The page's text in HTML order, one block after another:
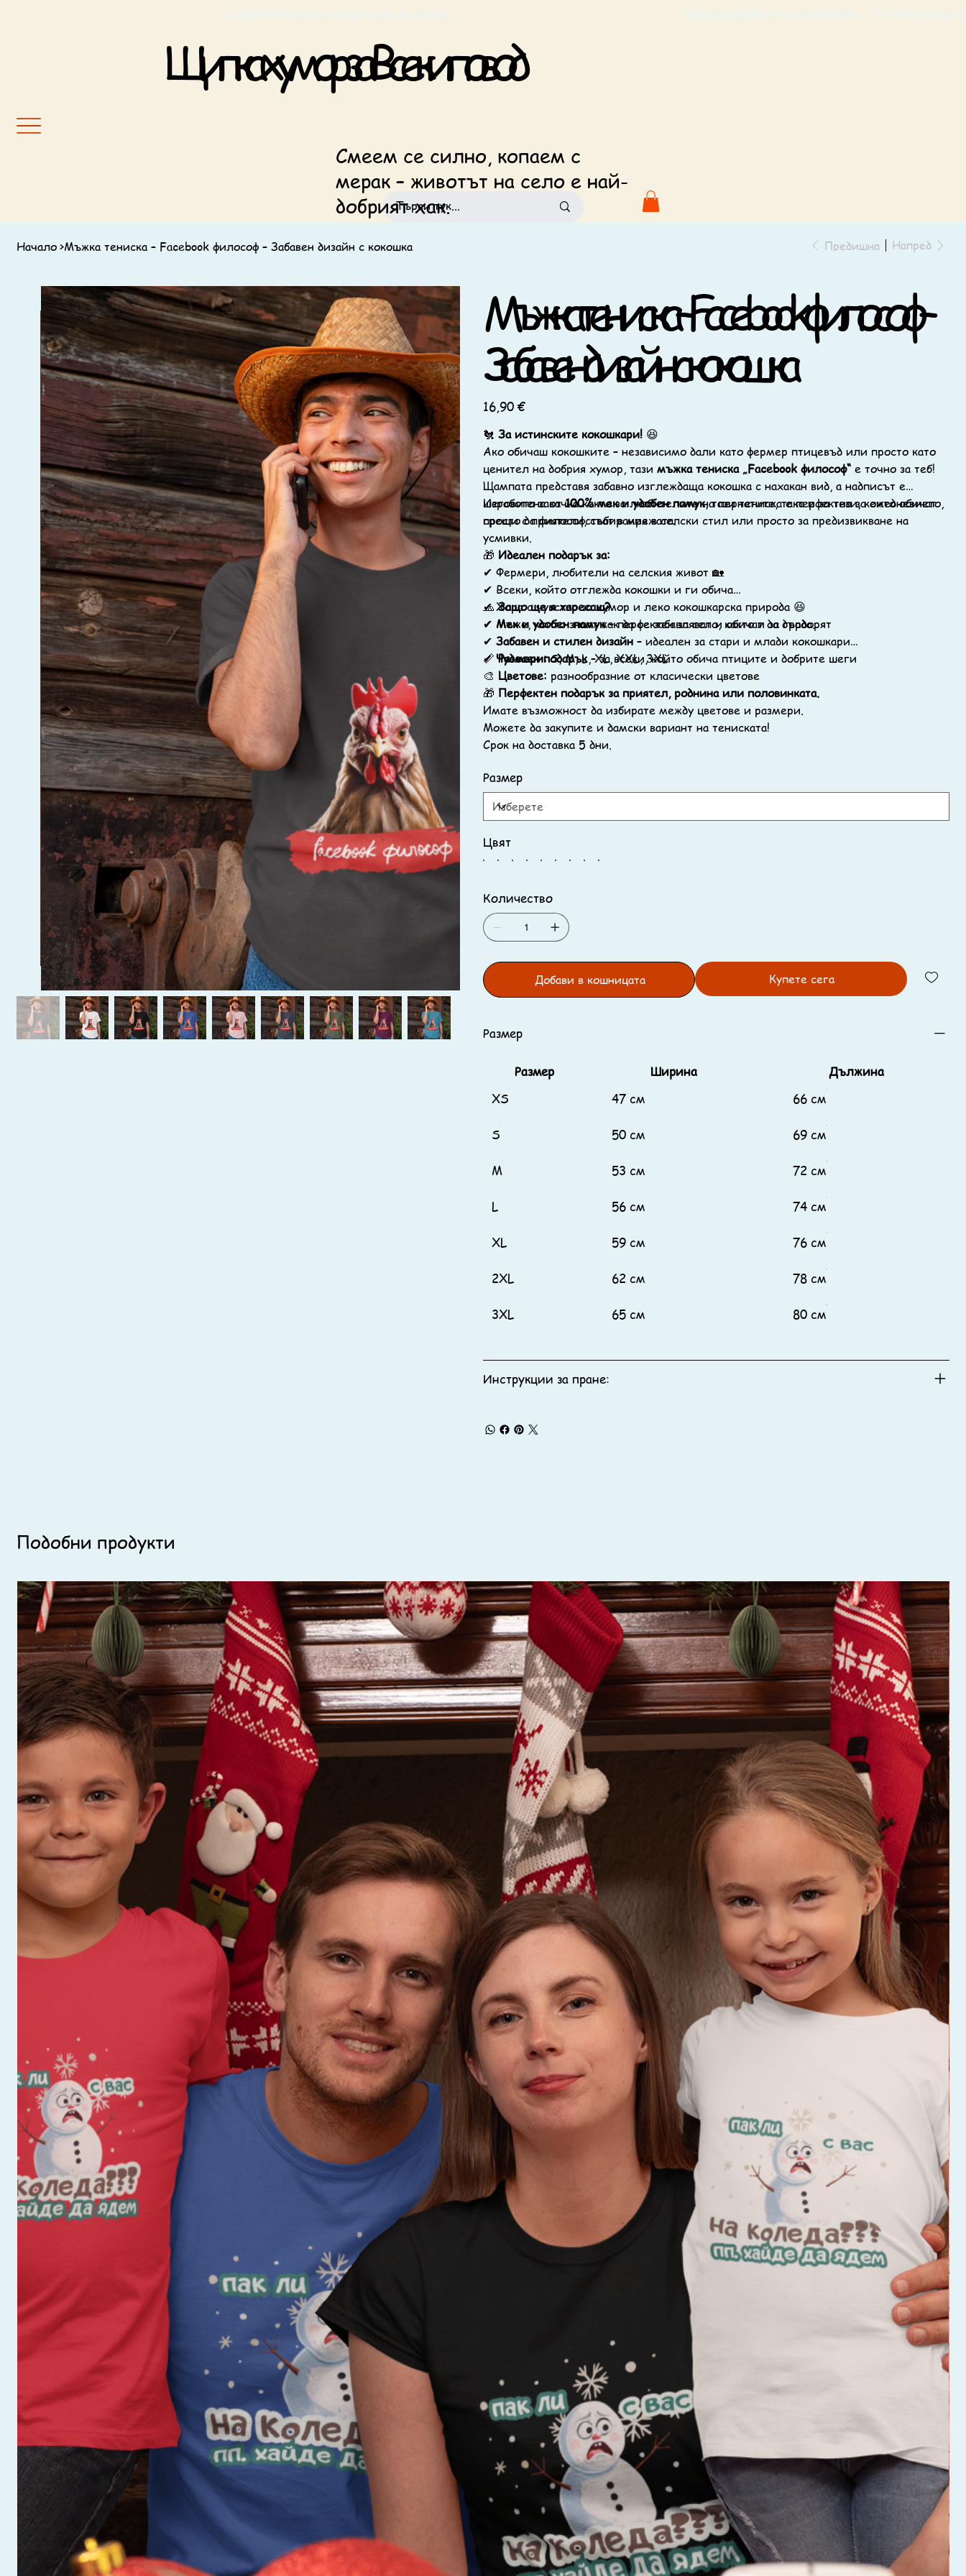
Щипка хумор за Всеки повод
Смеем се силно, копаем с
мерак – животът на село е най-
добрият хак.
Начало>Мъжка тениска – Facebook философ – Забавен дизайн с кокошка Предишна Напред
Мъжка тениска – Facebook философ –
Забавен дизайн с кокошка
16,90 €
🐔 За истинските кокошкари! 😆
Ако обичаш кокошките – независимо дали като фермер птицевъд или просто като
ценител на добрия хумор, тази мъжка тениска „Facebook философ“ е точно за теб!
Щампата представя забавно изглеждаща кокошка с нахакан вид, а надписът е
шеговита закачка както за любителите на пернатите, така и за тези, които обичат
просто да философстват в мрежата.
Изработена от100% мек и удобен памук, тази тениска е перфектна за ежедневието,
срещи с приятели, събирания в селски стил или просто за предизвикване на
усмивки.
🎁 Идеален подарък за:
✔ Фермери, любители на селския живот 🏡
✔ Всеки, който отглежда кокошки и ги обича
✔ Хора с чувство за хумор и леко кокошкарска природа 😆
✔ Мъже, които знаят как да се забавляват и обичат да дърдорят
🧢Защо ще я харесаш?
✔ Мек и удобен памук– перфектен за село, както и за града.
✔ Забавен и стилен дизайн – идеален за стари и млади кокошкари
✔Чудесен подарък– за всеки, който обича птиците и добрите шеги
📏Размери:S, M, L, XL, XXL, 3ХL
🎨 Цветове: разнообразние от класически цветове
🎁 Перфектен подарък за приятел, роднина или половинката.
Имате възможност да избирате между цветове и размери.
Можете да закупите и дамски вариант на тениската!
Срок на доставка 5 дни.
Размер
Цвят
Количество
Добави в кошницата Купете сега
Размер
Размер Ширина
Дължина
XS
47 см 66 см
S 50 см 69 см
M 53 см 72 см
L 56 см 74 см
XL 59 см 76 см
2XL 62 см 78 см
3XL 65 см 80 см
Инструкции за пране:
Подобни продукти